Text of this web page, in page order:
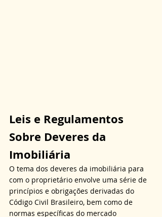
Leis e Regulamentos
Sobre Deveres da
Imobiliária
O tema dos deveres da imobiliária para
com o proprietário envolve uma série de
princípios e obrigações derivadas do
Código Civil Brasileiro, bem como de
normas específicas do mercado